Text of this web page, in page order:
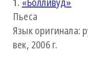
Пьеса
Язык оригинала:
век, 2006 г.